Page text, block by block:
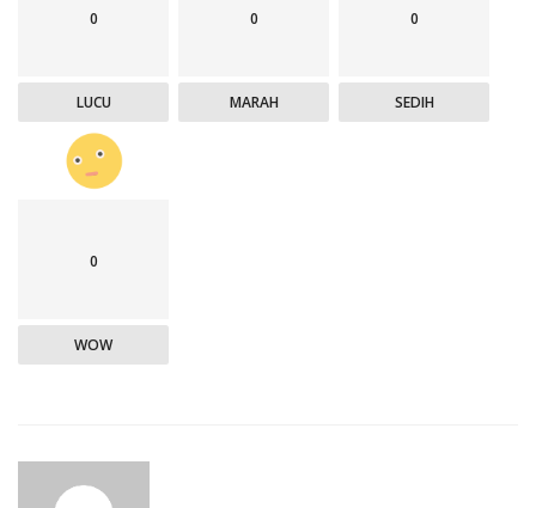
0
LUCU
0
MARAH
0
SEDIH
0
WOW